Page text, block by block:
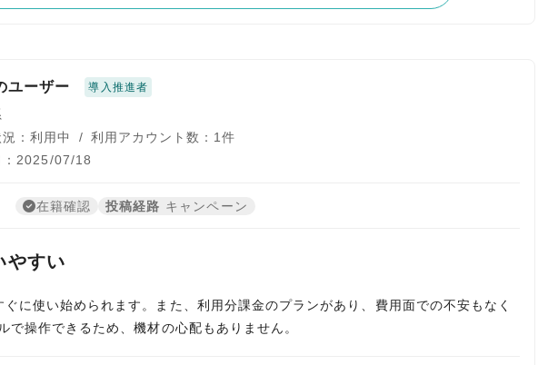
ユーザー 導入推進者
：利用中
/ 利用アカウント数：1件
：2025/07/18
在籍確認 投稿経路 キャンペーン
やすい
に使い始められます。また、利用分課金のプランがあり、費用面での不安もなく